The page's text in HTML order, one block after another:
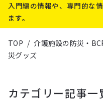
⼊⾨編の情報や、専⾨的な
ます。
TOP / 介護施設の防災・
災グッズ
カテゴリー記事一